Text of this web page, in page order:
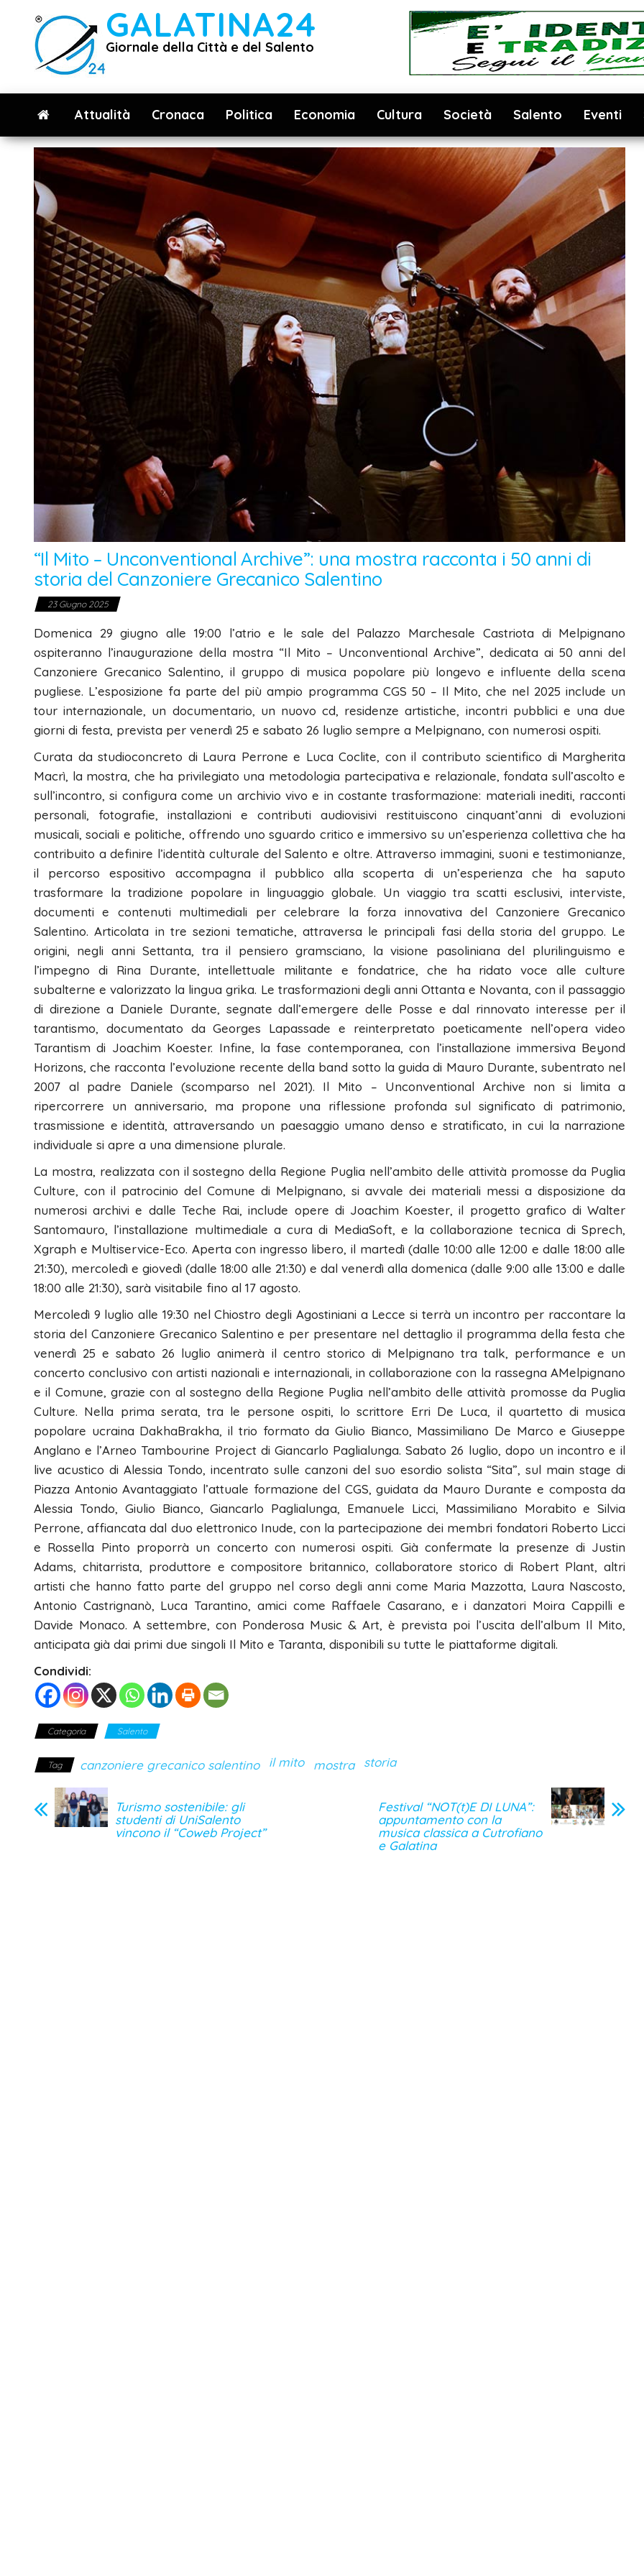
contenuto
GALATINA24
Giornale della Città e del Salento
Attualità Cronaca Politica Economia Cultura Società Salento Eventi
“Il Mito – Unconventional Archive”: una mostra racconta i 50 anni di
storia del Canzoniere Grecanico Salentino
23 Giugno 2025
Domenica 29 giugno alle 19:00 l’atrio e le sale del Palazzo Marchesale Castriota di Melpignano
ospiteranno l’inaugurazione della mostra “Il Mito – Unconventional Archive”, dedicata ai 50 anni del
Canzoniere Grecanico Salentino, il gruppo di musica popolare più longevo e influente della scena
pugliese. L’esposizione fa parte del più ampio programma CGS 50 – Il Mito, che nel 2025 include un
tour internazionale, un documentario, un nuovo cd, residenze artistiche, incontri pubblici e una due
giorni di festa, prevista per venerdì 25 e sabato 26 luglio sempre a Melpignano, con numerosi ospiti.
Curata da studioconcreto di Laura Perrone e Luca Coclite, con il contributo scientifico di Margherita
Macrì, la mostra, che ha privilegiato una metodologia partecipativa e relazionale, fondata sull’ascolto e
sull’incontro, si configura come un archivio vivo e in costante trasformazione: materiali inediti, racconti
personali, fotografie, installazioni e contributi audiovisivi restituiscono cinquant’anni di evoluzioni
musicali, sociali e politiche, offrendo uno sguardo critico e immersivo su un’esperienza collettiva che ha
contribuito a definire l’identità culturale del Salento e oltre. Attraverso immagini, suoni e testimonianze,
il percorso espositivo accompagna il pubblico alla scoperta di un’esperienza che ha saputo
trasformare la tradizione popolare in linguaggio globale. Un viaggio tra scatti esclusivi, interviste,
documenti e contenuti multimediali per celebrare la forza innovativa del Canzoniere Grecanico
Salentino. Articolata in tre sezioni tematiche, attraversa le principali fasi della storia del gruppo. Le
origini, negli anni Settanta, tra il pensiero gramsciano, la visione pasoliniana del plurilinguismo e
l’impegno di Rina Durante, intellettuale militante e fondatrice, che ha ridato voce alle culture
subalterne e valorizzato la lingua grika. Le trasformazioni degli anni Ottanta e Novanta, con il passaggio
di direzione a Daniele Durante, segnate dall’emergere delle Posse e dal rinnovato interesse per il
tarantismo, documentato da Georges Lapassade e reinterpretato poeticamente nell’opera video
Tarantism di Joachim Koester. Infine, la fase contemporanea, con l’installazione immersiva Beyond
Horizons, che racconta l’evoluzione recente della band sotto la guida di Mauro Durante, subentrato nel
2007 al padre Daniele (scomparso nel 2021). Il Mito – Unconventional Archive non si limita a
ripercorrere un anniversario, ma propone una riflessione profonda sul significato di patrimonio,
trasmissione e identità, attraversando un paesaggio umano denso e stratificato, in cui la narrazione
individuale si apre a una dimensione plurale.
La mostra, realizzata con il sostegno della Regione Puglia nell’ambito delle attività promosse da Puglia
Culture, con il patrocinio del Comune di Melpignano, si avvale dei materiali messi a disposizione da
numerosi archivi e dalle Teche Rai, include opere di Joachim Koester, il progetto grafico di Walter
Santomauro, l’installazione multimediale a cura di MediaSoft, e la collaborazione tecnica di Sprech,
Xgraph e Multiservice-Eco. Aperta con ingresso libero, il martedì (dalle 10:00 alle 12:00 e dalle 18:00 alle
21:30), mercoledì e giovedì (dalle 18:00 alle 21:30) e dal venerdì alla domenica (dalle 9:00 alle 13:00 e dalle
18:00 alle 21:30), sarà visitabile fino al 17 agosto.
Mercoledì 9 luglio alle 19:30 nel Chiostro degli Agostiniani a Lecce si terrà un incontro per raccontare la
storia del Canzoniere Grecanico Salentino e per presentare nel dettaglio il programma della festa che
venerdì 25 e sabato 26 luglio animerà il centro storico di Melpignano tra talk, performance e un
concerto conclusivo con artisti nazionali e internazionali, in collaborazione con la rassegna AMelpignano
e il Comune, grazie con al sostegno della Regione Puglia nell’ambito delle attività promosse da Puglia
Culture. Nella prima serata, tra le persone ospiti, lo scrittore Erri De Luca, il quartetto di musica
popolare ucraina DakhaBrakha, il trio formato da Giulio Bianco, Massimiliano De Marco e Giuseppe
Anglano e l’Arneo Tambourine Project di Giancarlo Paglialunga. Sabato 26 luglio, dopo un incontro e il
live acustico di Alessia Tondo, incentrato sulle canzoni del suo esordio solista “Sita”, sul main stage di
Piazza Antonio Avantaggiato l’attuale formazione del CGS, guidata da Mauro Durante e composta da
Alessia Tondo, Giulio Bianco, Giancarlo Paglialunga, Emanuele Licci, Massimiliano Morabito e Silvia
Perrone, affiancata dal duo elettronico Inude, con la partecipazione dei membri fondatori Roberto Licci
e Rossella Pinto proporrà un concerto con numerosi ospiti. Già confermate la presenze di Justin
Adams, chitarrista, produttore e compositore britannico, collaboratore storico di Robert Plant, altri
artisti che hanno fatto parte del gruppo nel corso degli anni come Maria Mazzotta, Laura Nascosto,
Antonio Castrignanò, Luca Tarantino, amici come Raffaele Casarano, e i danzatori Moira Cappilli e
Davide Monaco. A settembre, con Ponderosa Music & Art, è prevista poi l’uscita dell’album Il Mito,
anticipata già dai primi due singoli Il Mito e Taranta, disponibili su tutte le piattaforme digitali.
Condividi:
Categoria Salento
Tag canzoniere grecanico salentino il mito mostra storia
Turismo sostenibile: gli
studenti di UniSalento
vincono il “Coweb Project”
Festival “NOT(t)E DI LUNA”:
appuntamento con la
musica classica a Cutrofiano
e Galatina